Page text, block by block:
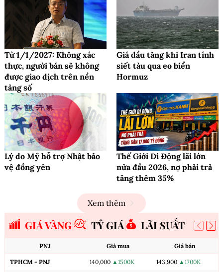
Từ 1/1/2027: Không xác
thực, người bán sẽ không
được giao dịch trên nền
tảng số
Giá dầu tăng khi Iran tính
siết tàu qua eo biển
Hormuz
Lý do Mỹ hỗ trợ Nhật bảo
vệ đồng yên
Thế Giới Di Động lãi lớn
nửa đầu 2026, nợ phải trả
tăng thêm 35%
Xem thêm
GIÁ VÀNG TỶ GIÁ LÃI SUẤT
PNJ Giá mua Giá bán
TPHCM - PNJ 140,000 ▲1500K 143,900 ▲1700K